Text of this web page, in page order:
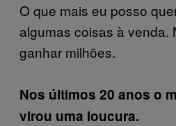
O que mais eu posso
algumas coisas à venda.
ganhar milhões.
Nos últimos 20 anos o
virou uma loucura.